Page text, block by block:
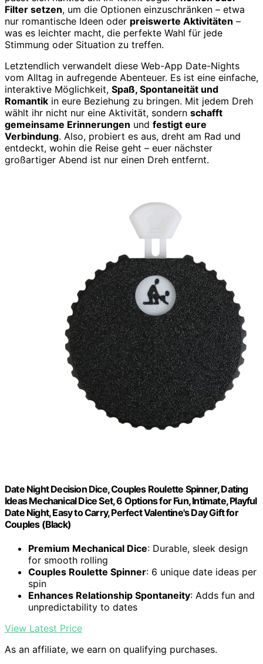
Filter setzen, um die Optionen einzuschränken – etwa
nur romantische Ideen oder preiswerte Aktivitäten –
was es leichter macht, die perfekte Wahl für jede
Stimmung oder Situation zu treffen.
Letztendlich verwandelt diese Web-App Date-Nights
vom Alltag in aufregende Abenteuer. Es ist eine einfache,
interaktive Möglichkeit, Spaß, Spontaneität und
Romantik in eure Beziehung zu bringen. Mit jedem Dreh
wählt ihr nicht nur eine Aktivität, sondern schafft
gemeinsame Erinnerungen und festigt eure
Verbindung. Also, probiert es aus, dreht am Rad und
entdeckt, wohin die Reise geht – euer nächster
großartiger Abend ist nur einen Dreh entfernt.
Date Night Decision Dice, Couples Roulette Spinner, Dating
Ideas Mechanical Dice Set, 6 Options for Fun, Intimate, Playful
Date Night, Easy to Carry, Perfect Valentine's Day Gift for
Couples (Black)
Premium Mechanical Dice: Durable, sleek design
for smooth rolling
Couples Roulette Spinner: 6 unique date ideas per
spin
Enhances Relationship Spontaneity: Adds fun and
unpredictability to dates
View Latest Price
As an affiliate, we earn on qualifying purchases.